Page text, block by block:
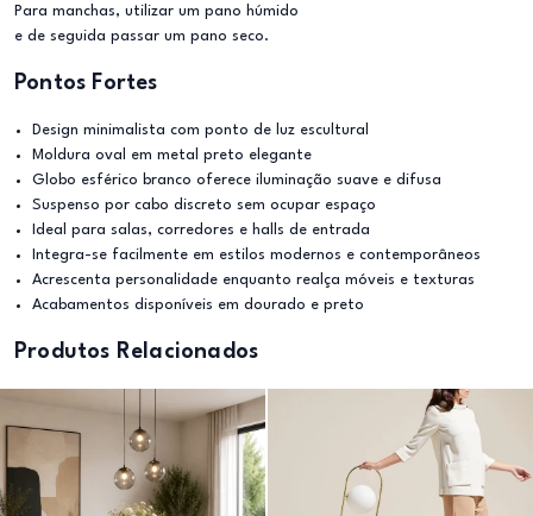
Para manchas, utilizar um pano húmido
e de seguida passar um pano seco.
Pontos Fortes
Design minimalista com ponto de luz escultural
Moldura oval em metal preto elegante
Globo esférico branco oferece iluminação suave e difusa
Suspenso por cabo discreto sem ocupar espaço
Ideal para salas, corredores e halls de entrada
Integra-se facilmente em estilos modernos e contemporâneos
Acrescenta personalidade enquanto realça móveis e texturas
Acabamentos disponíveis em dourado e preto
Produtos Relacionados